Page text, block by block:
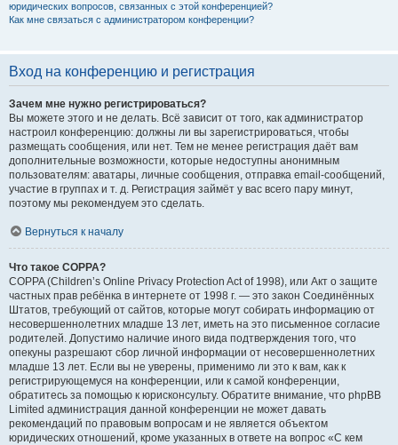
юридических вопросов, связанных с этой конференцией?
Как мне связаться с администратором конференции?
Вход на конференцию и регистрация
Зачем мне нужно регистрироваться?
Вы можете этого и не делать. Всё зависит от того, как администратор
настроил конференцию: должны ли вы зарегистрироваться, чтобы
размещать сообщения, или нет. Тем не менее регистрация даёт вам
дополнительные возможности, которые недоступны анонимным
пользователям: аватары, личные сообщения, отправка email-сообщений,
участие в группах и т. д. Регистрация займёт у вас всего пару минут,
поэтому мы рекомендуем это сделать.
Вернуться к началу
Что такое COPPA?
COPPA (Children’s Online Privacy Protection Act of 1998), или Акт о защите
частных прав ребёнка в интернете от 1998 г. — это закон Соединённых
Штатов, требующий от сайтов, которые могут собирать информацию от
несовершеннолетних младше 13 лет, иметь на это письменное согласие
родителей. Допустимо наличие иного вида подтверждения того, что
опекуны разрешают сбор личной информации от несовершеннолетних
младше 13 лет. Если вы не уверены, применимо ли это к вам, как к
регистрирующемуся на конференции, или к самой конференции,
обратитесь за помощью к юрисконсульту. Обратите внимание, что phpBB
Limited администрация данной конференции не может давать
рекомендаций по правовым вопросам и не является объектом
юридических отношений, кроме указанных в ответе на вопрос «С кем